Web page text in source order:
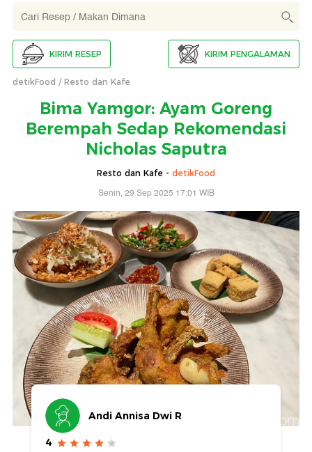
KIRIM RESEP KIRIM PENGALAMAN
detikFood Resto dan Kafe
Bima Yamgor: Ayam Goreng
Berempah Sedap Rekomendasi
Nicholas Saputra
Resto dan Kafe - detikFood
Senin, 29 Sep 2025 17:01 WIB
Andi Annisa Dwi R
4